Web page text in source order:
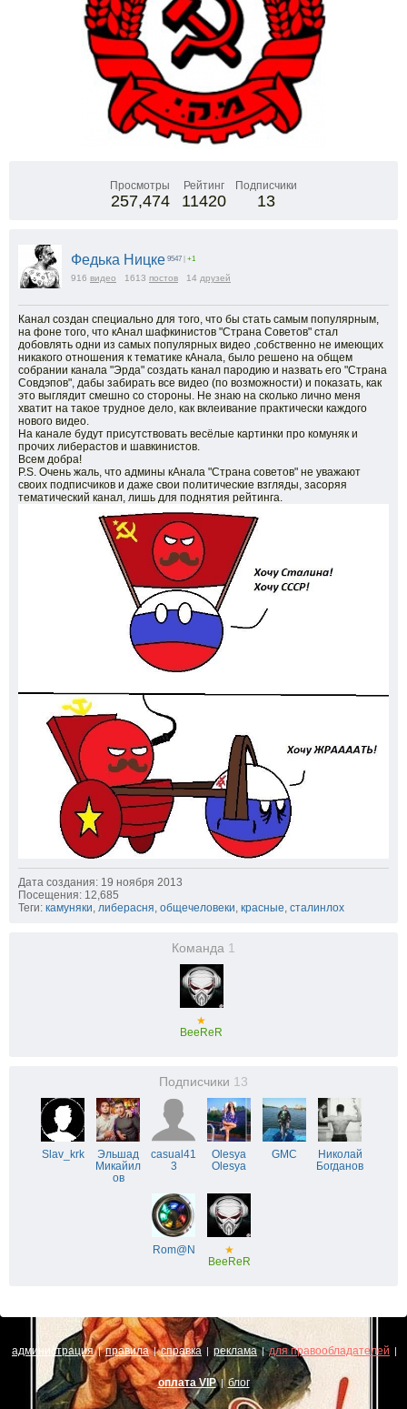
Просмотры
257,474
Рейтинг
11420
Подписчики
13
Федька Ницке 9547 +1
916 видео 1613 постов 14 друзей
Канал создан специально для того, что бы стать самым популярным,
на фоне того, что кАнал шафкинистов "Страна Советов" стал
добовлять одни из самых популярных видео ,собственно не имеющих
никакого отношения к тематике кАнала, было решено на общем
собрании канала "Эрда" создать канал пародию и назвать его "Страна
Совдэпов", дабы забирать все видео (по возможности) и показать, как
это выглядит смешно со стороны. Не знаю на сколько лично меня
хватит на такое трудное дело, как вклеивание практически каждого
нового видео.
На канале будут присутствовать весёлые картинки про комуняк и
прочих либерастов и шавкинистов.
Всем добра!
P.S. Очень жаль, что админы кАнала "Страна советов" не уважают
своих подписчиков и даже свои политические взгляды, засоряя
тематический канал, лишь для поднятия рейтинга.
Дата создания: 19 ноября 2013
Посещения: 12,685
Теги: камуняки либерасня общечеловеки красные сталинлох
Команда 1
★
BeeReR
Подписчики 13
Slav_krk
Эльшад
Микайил
ов
casual41
3
Olesya
Olesya
GMC
Николай
Богданов
Rom@N
★
BeeReR
администрация|правила|справка | реклама|для правообладателей |
оплата VIP| блог